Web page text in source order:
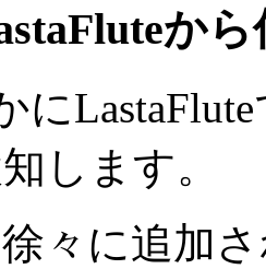
か
に
します。
々に追加